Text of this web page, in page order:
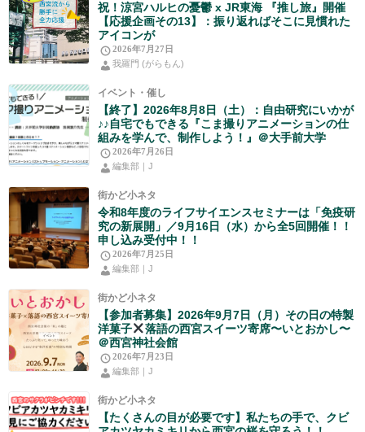
祝！涼宮ハルヒの憂鬱 x JR東海 『推し旅』開催
【応援企画その13】：振り返ればそこに見慣れた
アイコンが
2026年7月27日
我羅門 (がらもん)
イベント・催し
【終了】2026年8月8日（土）：自由研究にいかが
♪♪自宅でもできる『こま撮りアニメーションの仕
組みを学んで、制作しよう！』＠大手前大学
2026年7月26日
編集部｜J
街かど小ネタ
令和8年度のライフサイエンスセミナーは「免疫研
究の新展開」／9月16日（水）から全5回開催！！
申し込み受付中！！
2026年7月25日
編集部｜J
街かど小ネタ
【参加者募集】2026年9月7日（月）その日の特製
洋菓子
落語の西宮スイーツ寄席〜いとおかし〜
＠西宮神社会館
2026年7月23日
編集部｜J
街かど小ネタ
【たくさんの目が必要です】私たちの手で、クビ